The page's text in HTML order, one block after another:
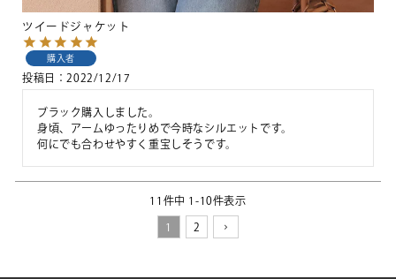
ツイードジャケット
購入者
投稿日 2022/12/17
ブラック購入しました。
身頃、アームゆったりめで今時なシルエットです。
11 件中 1 -10件表示
1 2